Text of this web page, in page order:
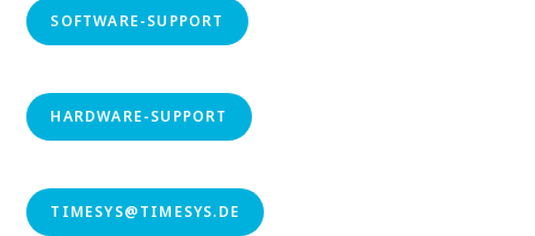
SOFTWARE-SUPPORT
HARDWARE-SUPPORT
TIMESYS@TIMESYS.DE